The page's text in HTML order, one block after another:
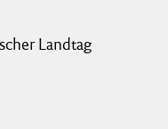
Landtag